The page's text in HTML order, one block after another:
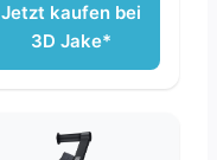
Jetzt kaufen bei
3D Jake*